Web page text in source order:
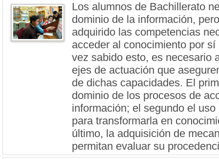
Los alumnos de Bachillerato
dominio de la información,
adquirido las competencias
acceder al conocimiento por
vez sabido esto, es necesario
ejes de actuación que
de dichas capacidades. El
dominio de los procesos de
información; el segundo el
para transformarla en
último, la adquisición de
permitan evaluar su